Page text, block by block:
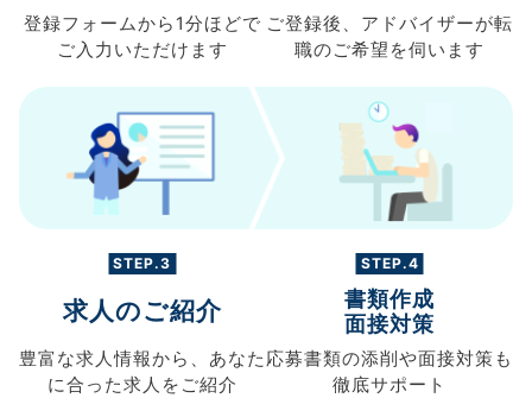
登録フォームから 1分ほどで
ご入力 いただけます
ご登録後、 アドバイザーが転
職のご希望を伺います
STEP.3
求人のご紹介
豊富な求人情報から、 あなた
に合った求人を ご紹介
STEP.4
書類作成
面接対策
応募書類の添削や面接対策も
徹底サポート